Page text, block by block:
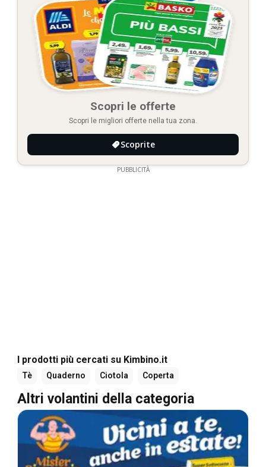
Scopri le offerte
Scopri le migliori offerte nella tua zona.
Scoprite
PUBBLICITÀ
I prodotti più cercati su Kimbino.it
Tè Quaderno Ciotola Coperta
Altri volantini della categoria